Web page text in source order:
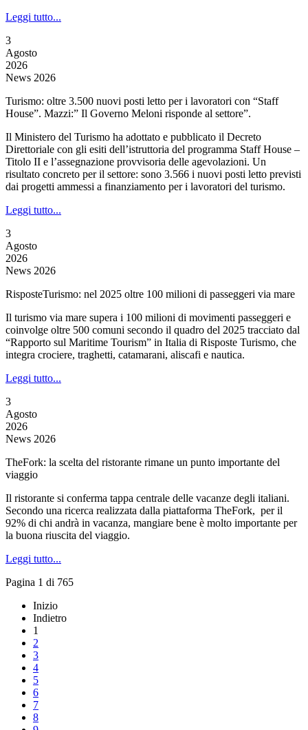
Leggi tutto...
3
Agosto
2026
News 2026
Turismo: oltre 3.500 nuovi posti letto per i lavoratori con “Staff
House”. Mazzi:” Il Governo Meloni risponde al settore”.
Il Ministero del Turismo ha adottato e pubblicato il Decreto
Direttoriale con gli esiti dell’istruttoria del programma Staff House –
Titolo II e l’assegnazione provvisoria delle agevolazioni. Un
risultato concreto per il settore: sono 3.566 i nuovi posti letto previsti
dai progetti ammessi a finanziamento per i lavoratori del turismo.
Leggi tutto...
3
Agosto
2026
News 2026
RisposteTurismo: nel 2025 oltre 100 milioni di passeggeri via mare
Il turismo via mare supera i 100 milioni di movimenti passeggeri e
coinvolge oltre 500 comuni secondo il quadro del 2025 tracciato dal
“Rapporto sul Maritime Tourism” in Italia di Risposte Turismo, che
integra crociere, traghetti, catamarani, aliscafi e nautica.
Leggi tutto...
3
Agosto
2026
News 2026
TheFork: la scelta del ristorante rimane un punto importante del
viaggio
Il ristorante si conferma tappa centrale delle vacanze degli italiani.
Secondo una ricerca realizzata dalla piattaforma TheFork, per il
92% di chi andrà in vacanza, mangiare bene è molto importante per
la buona riuscita del viaggio.
Leggi tutto...
Pagina 1 di 765
Inizio
Indietro
1
2
3
4
5
6
7
8